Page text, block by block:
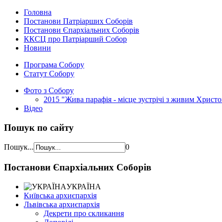
Головна
Постанови Патріарших Соборів
Постанови Єпархіальних Соборів
ККСЦ про Патріарший Собор
Новини
Програма Собору
Статут Собору
Фото з Собору
2015 "Жива парафія - місце зустрічі з живим
Відео
Пошук по сайту
Пошук... 0
Постанови Єпархіальних Соборів
УКРАЇНА
Київська архиєпархія
Львівська архиєпархія
Декрети про скликання